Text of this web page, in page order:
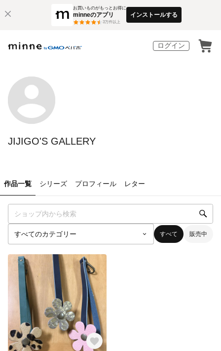
お買いものがもっとお得に
minneのアプリ
3万件以上
インストールする
ログイン
JIJIGO'S GALLERY
作品一覧 シリーズ プロフィール レター
すべて 販売中